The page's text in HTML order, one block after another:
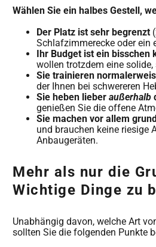
Wählen Sie ein halbes Gestell,
Der Platz ist sehr begrenzt
Schlafzimmerecke oder ein
Ihr Budget ist ein bisschen
wollen trotzdem eine
Sie trainieren
der Ihnen bei schwereren
Sie heben lieber außerhalb
genießen Sie die offene
Sie machen vor allem
und brauchen keine riesige
Anbaugeräten.
Mehr als nur die
Wichtige Dinge zu
Unabhängig davon, welche Art
sollten Sie die folgenden Punkte